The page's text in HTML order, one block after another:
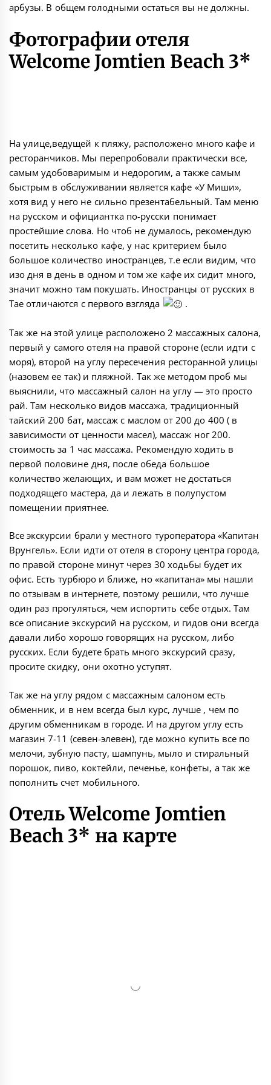
арбузы. В общем голодными остаться вы не должны.
Фотографии отеля
Welcome Jomtien Beach 3*
На улице,ведущей к пляжу, расположено много кафе и
ресторанчиков. Мы перепробовали практически все,
самым удобоваримым и недорогим, а также самым
быстрым в обслуживании является кафе «У Миши»,
хотя вид у него не сильно презентабельный. Там меню
на русском и официантка по-русски понимает
простейшие слова. Но чтоб не думалось, рекомендую
посетить несколько кафе, у нас критерием было
большое количество иностранцев, т.е если видим, что
изо дня в день в одном и том же кафе их сидит много,
значит можно там покушать. Иностранцы от русских в
Тае отличаются с первого взгляда
.
Так же на этой улице расположено 2 массажных салона,
первый у самого отеля на правой стороне (если идти с
моря), второй на углу пересечения ресторанной улицы
(назовем ее так) и пляжной. Так же методом проб мы
выяснили, что массажный салон на углу — это просто
рай. Там несколько видов массажа, традиционный
тайский 200 бат, массаж с маслом от 200 до 400 ( в
зависимости от ценности масел), массаж ног 200.
стоимость за 1 час массажа. Рекомендую ходить в
первой половине дня, после обеда большое
количество желающих, и вам может не достаться
подходящего мастера, да и лежать в полупустом
помещении приятнее.
Все экскурсии брали у местного туроператора «Капитан
Врунгель». Если идти от отеля в сторону центра города,
по правой стороне минут через 30 ходьбы будет их
офис. Есть турбюро и ближе, но «капитана» мы нашли
по отзывам в интернете, поэтому решили, что лучше
один раз прогуляться, чем испортить себе отдых. Там
все описание экскурсий на русском, и гидов они всегда
давали либо хорошо говорящих на русском, либо
русских. Если будете брать много экскурсий сразу,
просите скидку, они охотно уступят.
Так же на углу рядом с массажным салоном есть
обменник, и в нем всегда был курс, лучше , чем по
другим обменникам в городе. И на другом углу есть
магазин 7-11 (севен-элевен), где можно купить все по
мелочи, зубную пасту, шампунь, мыло и стиральный
порошок, пиво, коктейли, печенье, конфеты, а так же
пополнить счет мобильного.
Отель Welcome Jomtien
Beach 3* на карте